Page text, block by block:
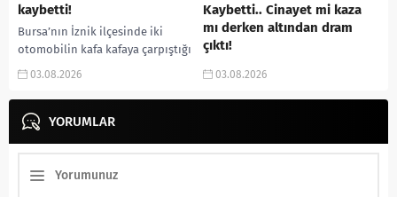
kaybetti!
Bursa’nın İznik ilçesinde iki
otomobilin kafa kafaya çarpıştığı
trafik kazasında anne ile 5
aralarında askeri personelin...
03.08.2026
Kaybetti.. Cinayet mi kaza
mı derken altından dram
çıktı!
Bursa’nın Nilüfer ilçesinde
hamile olduğu öğrenilen Sudan
03.08.2026
YORUMLAR